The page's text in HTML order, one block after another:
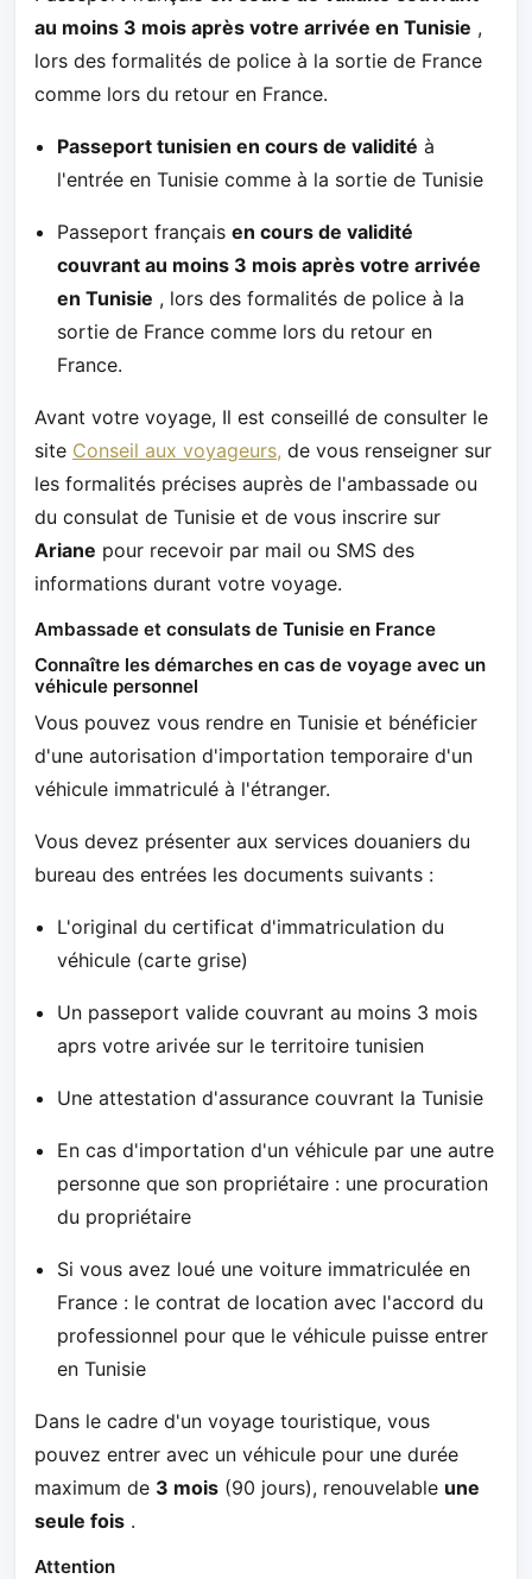
au moins 3 mois après votre arrivée en Tunisie ,
lors des formalités de police à la sortie de France
comme lors du retour en France.
Passeport tunisien en cours de validité à
l'entrée en Tunisie comme à la sortie de Tunisie
Passeport françaisen cours de validité
couvrant au moins 3 mois après votre arrivée
en Tunisie , lors des formalités de police à la
sortie de France comme lors du retour en
France.
Avant votre voyage, Il est conseillé de consulter le
site Conseil aux voyageurs, de vous renseigner sur
les formalités précises auprès de l'ambassade ou
du consulat de Tunisie et de vous inscrire sur
Ariane pour recevoir par mail ou SMS des
informations durant votre voyage.
Ambassade et consulats de Tunisie en France
Connaître les démarches en cas de voyage avec un
véhicule personnel
Vous pouvez vous rendre en Tunisie et bénéficier
d'une autorisation d'importation temporaire d'un
véhicule immatriculé à l'étranger.
Vous devez présenter aux services douaniers du
bureau des entrées les documents suivants :
L'original du certificat d'immatriculation du
véhicule (carte grise)
Un passeport valide couvrant au moins 3 mois
aprs votre arivée sur le territoire tunisien
Une attestation d'assurance couvrant la Tunisie
En cas d'importation d'un véhicule par une autre
personne que son propriétaire : une procuration
du propriétaire
Si vous avez loué une voiture immatriculée en
France : le contrat de location avec l'accord du
professionnel pour que le véhicule puisse entrer
en Tunisie
Dans le cadre d'un voyage touristique, vous
pouvez entrer avec un véhicule pour une durée
maximum de 3 mois (90 jours), renouvelable une
seule fois .
Attention